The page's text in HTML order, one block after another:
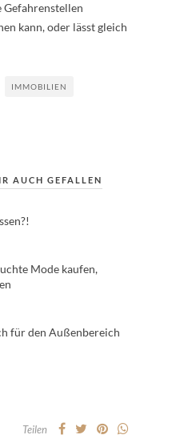
kann, oder lässt gleich
IMMOBILIEN
AUCH GEFALLEN
Mode kaufen,
für den Außenbereich
Teilen